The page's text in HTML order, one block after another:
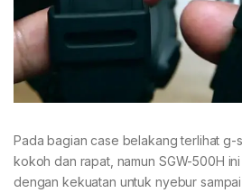
Pada bagian case belakang terlihat g-
kokoh dan rapat, namun SGW-500H
dengan kekuatan untuk nyebur